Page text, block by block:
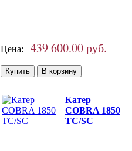
Цена: 439 600.00 руб.
Катер
COBRA 1850
TC/SC